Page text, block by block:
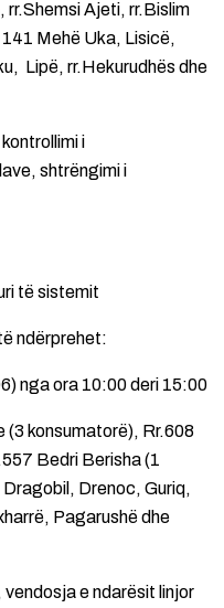
Ajeti, rr.Bislim
Mehë Uka, Lisicë,
Lipë, rr.Hekurudhës dhe
i
shtrëngimi i
të sistemit
ndërprehet:
nga ora 10:00 deri 15:00
(3 konsumatorë), Rr.608
Bedri Berisha (1
Drenoc, Guriq,
Pagarushë dhe
e ndarësit linjor